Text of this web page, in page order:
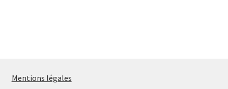
Mentions légales